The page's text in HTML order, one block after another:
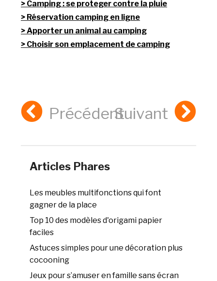
Camping : se proteger contre la pluie
Réservation camping en ligne
Apporter un animal au camping
Choisir son emplacement de camping
PrécédentSuivant
Articles Phares
Les meubles multifonctions qui font
gagner de la place
Top 10 des modèles d'origami papier
faciles
Astuces simples pour une décoration plus
cocooning
Jeux pour s’amuser en famille sans écran